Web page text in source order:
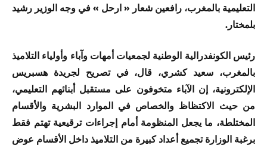
التعليمية بالمغرب، رافعين شعار « ارحل » في وجه الوزير رشيد
بلمختار.
رئيس الكونفدرالية الوطنية لجمعيات أمهات وآباء وأولياء التلاميذ
بالمغرب، سعيد كشري، قال، في تصريح لجريدة هسبريس
الإلكترونية، إن الآباء متخوفون على مستقبل أبنائهم التعليمي،
من حيث الاكتظاظ والخصاص في الموارد البشرية والأقسام
المختلطة، ما يجعل المنظومة أمام إجراءات ترقيعية تهتم فقط
برغبة الوزارة تجميع أعداد كبيرة من التلاميذ داخل الأقسام عوض